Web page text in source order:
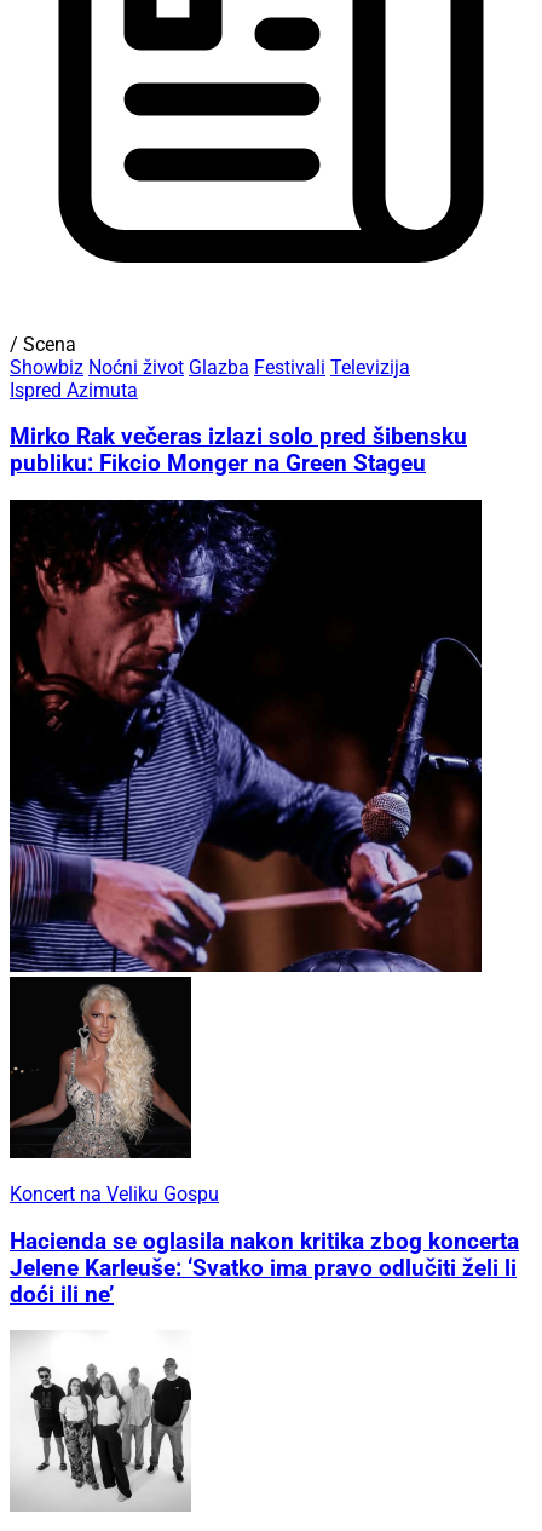
/ Scena
Showbiz Noćni život Glazba Festivali Televizija
Ispred Azimuta
Mirko Rak večeras izlazi solo pred šibensku
publiku: Fikcio Monger na Green Stageu
Koncert na Veliku Gospu
Hacienda se oglasila nakon kritika zbog koncerta
Jelene Karleuše: ‘Svatko ima pravo odlučiti želi li
doći ili ne’